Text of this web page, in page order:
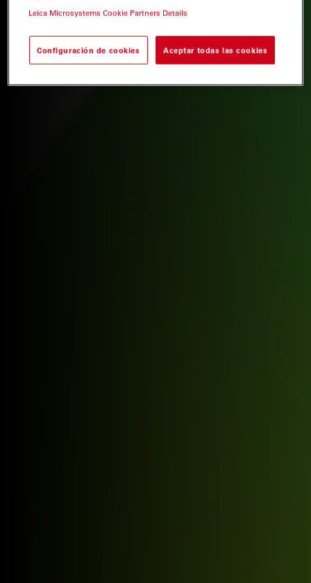
Leica Microsystems Cookie Partners Details
Configuración de cookies Aceptar todas las cookies